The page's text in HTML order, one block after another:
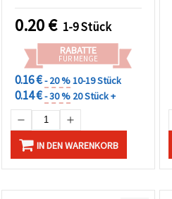
0.20€ 1-9 Stück
RABATTE
FÜR MENGE
0.16 €- 20 %10-19 Stück
0.14 €- 30 % 20 Stück +
IN DEN WARENKORB